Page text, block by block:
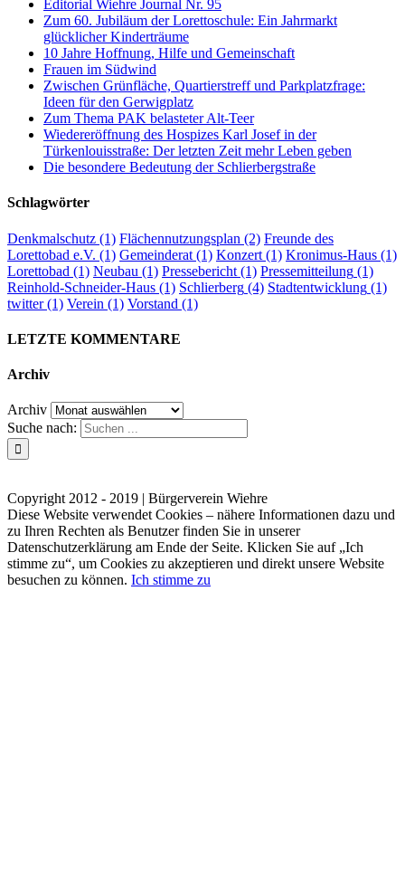
Editorial Wiehre Journal Nr. 95
Zum 60. Jubiläum der Lorettoschule: Ein Jahrmarkt
glücklicher Kinderträume
10 Jahre Hoffnung, Hilfe und Gemeinschaft
Frauen im Südwind
Zwischen Grünfläche, Quartierstreff und Parkplatzfrage:
Ideen für den Gerwigplatz
Zum Thema PAK belasteter Alt-Teer
Wiedereröffnung des Hospizes Karl Josef in der
Türkenlouisstraße: Der letzten Zeit mehr Leben geben
Die besondere Bedeutung der Schlierbergstraße
Schlagwörter
Denkmalschutz (1) Flächennutzungsplan (2) Freunde des
Lorettobad e.V. (1) Gemeinderat (1) Konzert (1) Kronimus-Haus (1)
Lorettobad (1) Neubau (1) Pressebericht (1) Pressemitteilung (1)
Reinhold-Schneider-Haus (1) Schlierberg (4) Stadtentwicklung (1)
twitter(1) Verein (1) Vorstand (1)
LETZTE KOMMENTARE
Archiv
Archiv
Suche nach:
Copyright 2012 - 2019 | Bürgerverein Wiehre
Diese Website verwendet Cookies – nähere Informationen dazu und
zu Ihren Rechten als Benutzer finden Sie in unserer
Datenschutzerklärung am Ende der Seite. Klicken Sie auf „Ich
stimme zu“, um Cookies zu akzeptieren und direkt unsere Website
besuchen zu können. Ich stimme zu